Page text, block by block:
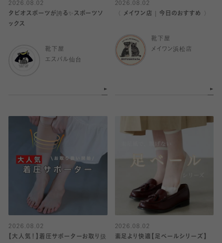
2026.08.02
タビオスポーツが誇る✨スポーツソ
ックス
靴下屋
エスパル仙台
2026.08.02
〈 メイワン店｜今日のおすすめ 〉
靴下屋
メイワン浜松店
2026.08.02
【大人気！】着圧サポーターお取り扱
2026.08.02
素足より快適【足ベールシリーズ】